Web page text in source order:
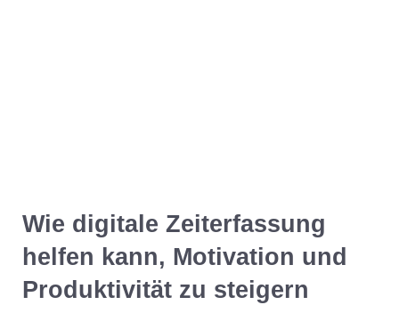
Wie digitale Zeiterfassung
helfen kann, Motivation und
Produktivität zu steigern